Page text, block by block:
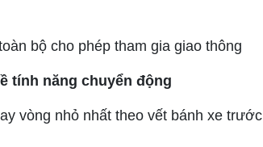
bộ cho phép tham gia giao thông
tính năng chuyển động
vòng nhỏ nhất theo vết bánh xe trước